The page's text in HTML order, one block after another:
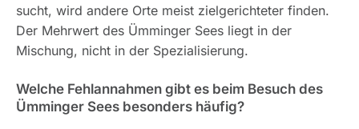
sucht, wird andere Orte meist zielgerichteter finden.
Der Mehrwert des Ümminger Sees liegt in der
Mischung, nicht in der Spezialisierung.
Welche Fehlannahmen gibt es beim Besuch des
Ümminger Sees besonders häufig?